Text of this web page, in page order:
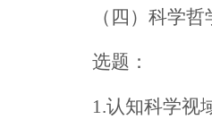
（四）科学
选题：
1.认知科学视